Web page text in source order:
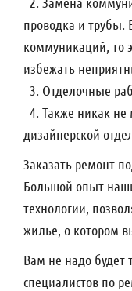
проводка и трубы.
коммуникаций, то
избежать
3. Отделочные
4. Также никак не
дизайнерской
Заказать ремонт
Большой опыт
технологии,
жилье, о котором
Вам не надо будет
специалистов по